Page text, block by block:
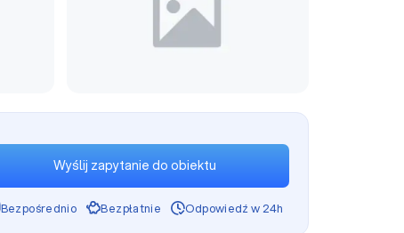
Wyślij zapytanie do obiektu
Bezpośrednio Bezpłatnie Odpowiedź w 24h